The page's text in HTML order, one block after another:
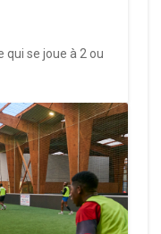
qui se joue à 2 ou